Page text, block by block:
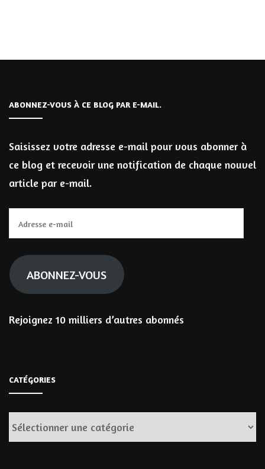
ABONNEZ-VOUS À CE BLOG PAR E-MAIL.
Saisissez votre adresse e-mail pour vous abonner à
ce blog et recevoir une notification de chaque nouvel
article par e-mail.
e-
mail
ABONNEZ-VOUS
Rejoignez 10 milliers d’autres abonnés
CATÉGORIES
Catégories